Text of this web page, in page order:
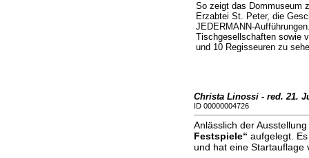
So zeigt das Dommuseum
Erzabtei St. Peter, die
JEDERMANN-
Tischgesellschaften sowie
und 10 Regisseuren zu
Christa Linossi - red. 21.
ID 00000004726
Anlässlich der
Festspiele“ aufgelegt.
und hat eine Startauflage